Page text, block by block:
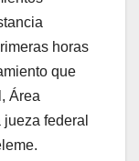
horas
que
Área
federal